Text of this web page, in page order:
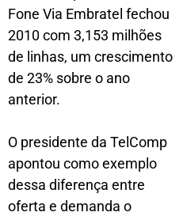
Fone Via Embratel fechou
2010 com 3,153 milhões
de linhas, um crescimento
de 23% sobre o ano
anterior.
O presidente da TelComp
apontou como exemplo
dessa diferença entre
oferta e demanda o